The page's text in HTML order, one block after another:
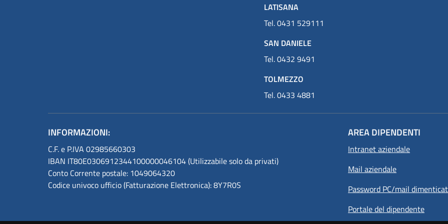
LATISANA
Tel. 0431 529111
SAN DANIELE
Tel. 0432 9491
TOLMEZZO
Tel. 0433 4881
INFORMAZIONI:
C.F. e P.IVA 02985660303
IBAN IT80E0306912344100000046104 (Utilizzabile solo da privati)
Conto Corrente postale: 1049064320
Codice univoco ufficio (Fatturazione Elettronica): 8Y7R0S
AREA DIPENDENTI
Intranet aziendale
Mail aziendale
Password PC/mail
Portale del dipendente